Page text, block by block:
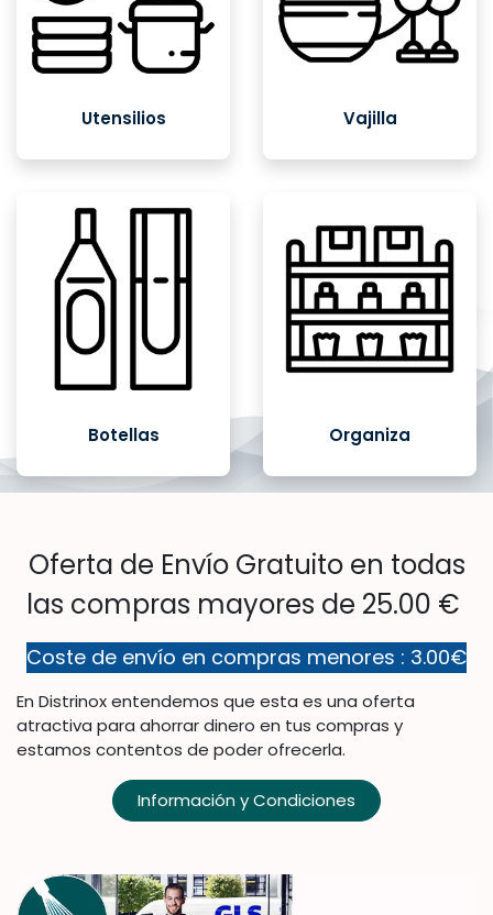
Utensilios Vajilla
Botellas Organiza
Oferta de Envío Gratuito en todas
las compras mayores de 25.00 €
Coste de envío en compras menores : 3.00€
En Distrinox entendemos que esta es una oferta
atractiva para ahorrar dinero en tus compras y
estamos contentos de poder ofrecerla.
Información y Condiciones